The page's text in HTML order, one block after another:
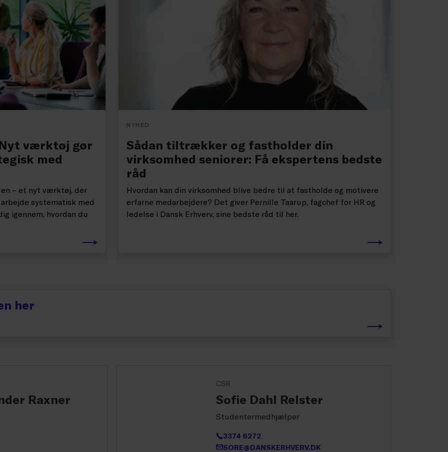
Nyt værktøj gør
med
– et nyt værktøj, der
systematisk med
igennem, hvordan du
NYHED
Sådan tiltrækker og fastholder din
virksomhed seniorer: Få ekspertens bedste
råd
Hvordan kan din virksomhed blive bedre til at fastholde og motivere
erfarne medarbejdere? Det giver Pernille Taarup, fagchef for HR og
ledelse i Dansk Erhverv, sine bedste råd til her.
her
Raxner
CSR
Sofie Dahl Relster
Studentermedhjælper
3374 6272
SORE@DANSKERHVERV.DK